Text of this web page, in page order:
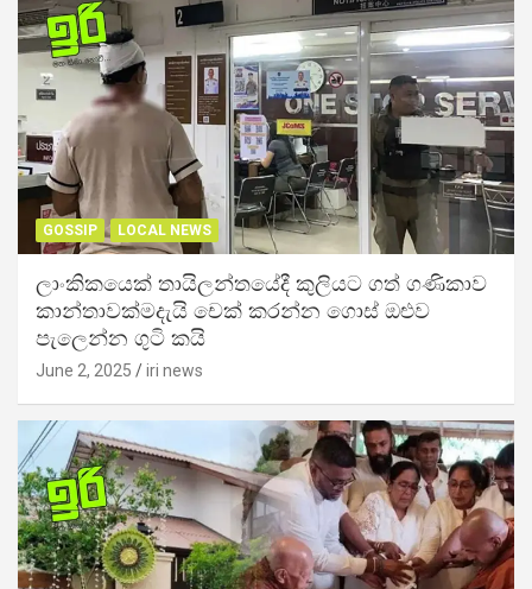
GOSSIP LOCAL NEWS
ලාංකිකයෙක් තායිලන්තයේදී කුලියට ගත් ගණිකාව
කාන්තාවක්මදැයි චෙක් කරන්න ගොස් ඔළුව
පැලෙන්න ගුටි කයි
June 2, 2025 iri news